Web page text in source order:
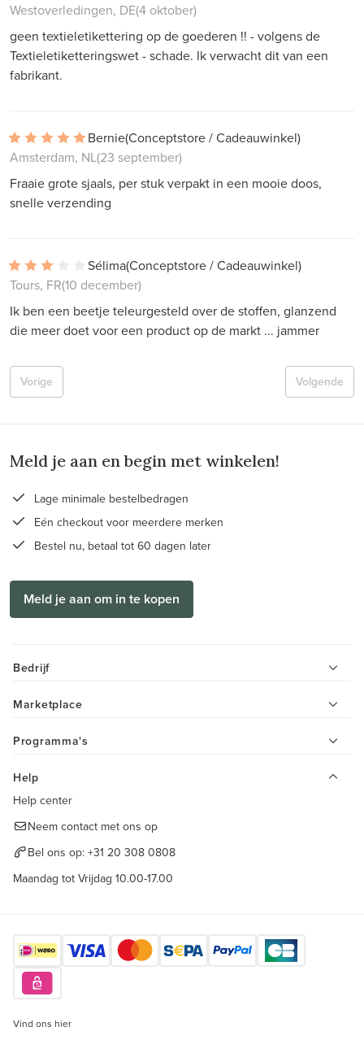
Westoverledingen, DE(4 oktober)
geen textieletikettering op de goederen !! - volgens de
Textieletiketteringswet - schade. Ik verwacht dit van een
fabrikant.
Bernie(Conceptstore / Cadeauwinkel)
Amsterdam, NL(23 september)
Fraaie grote sjaals, per stuk verpakt in een mooie doos,
snelle verzending
Sélima(Conceptstore / Cadeauwinkel)
Tours, FR(10 december)
Ik ben een beetje teleurgesteld over de stoffen, glanzend
die meer doet voor een product op de markt ... jammer
Volgende
Vorige
Meld je aan en begin met winkelen!
Lage minimale bestelbedragen
Eén checkout voor meerdere merken
Bestel nu, betaal tot 60 dagen later
Meld je aan om in te kopen
Bedrijf
Marketplace
Programma's
Help
Help center
Neem contact met ons op
Bel ons op: +31 20 308 0808
Maandag tot Vrijdag 10.00-17.00
Vind ons hier